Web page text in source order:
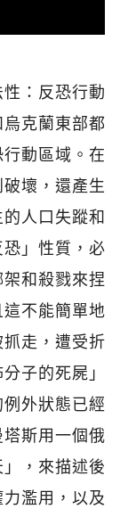
：反恐行動
克蘭東部都
動區域。在
壞，還產生
人口失蹤和
」性質，必
和殺戮來捏
不能簡單地
走，遭受折
子的死屍」
外狀態已經
斯用一個俄
，來描述後
濫用，以及